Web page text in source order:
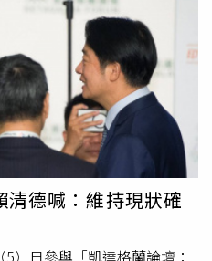
。77歲的楊女士回憶1958
，與家人躲進山洞逃生，如
國遊客。她堅信中國不會再
人，怎麼會傷害普通老百
：「如果炸掉房子殺光我
？那不會給他們任何好
，許多人認為中國若動武，
益。北京也反覆強調希望
未被戰爭摧殘的台灣。然
敵對勢力」，正企圖「吞
事恐嚇。美國對台灣的安全
川普（Donald Trump）執
非強制規定，惟考量中共近
情工單位業已積極研發科技
，以資刺探、收集我國防軍
，對我國家安全與機密維護
宜督責所屬相關單位共同落
析、鑑識及採證等作為，以
國人有安全的生活環境。今
」、「立即備戰操演」、
馬運補護航」等各項演訓任
業職能以及平日勤訓精練的
臺威脅與日俱增，面對灰色
弟兄姊妹不畏壓力，精準掌
安心的依靠。也提醒大家在
時也要持續精進保密工作，
都可能是敵人夢寐以求的情
續增加國防預算，明年度國
在2030年前比照北約的標
護國家安全、保護民主自由
德喊：維持現狀確
）日參與「凱達格蘭論壇：